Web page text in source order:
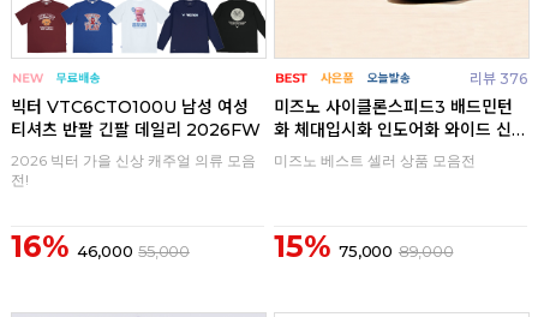
빅터 VTC6CTO100U 남성 여성
티셔츠 반팔 긴팔 데일리 2026FW
2026 빅터 가을 신상 캐주얼 의류 모음
전!
16% 46,000 55,000
리뷰 376
미즈노 사이클론스피드3 배드민턴
화 체대입시화 인도어화 와이드 신
발
미즈노 베스트 셀러 상품 모음전
15% 75,000 89,000